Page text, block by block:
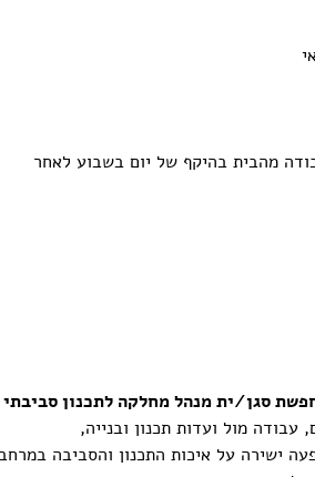
מהבית בהיקף של יום בשבוע לאחר
עבודה מול ועדות תכנון ובנייה,
ישירה על איכות התכנון והסביבה